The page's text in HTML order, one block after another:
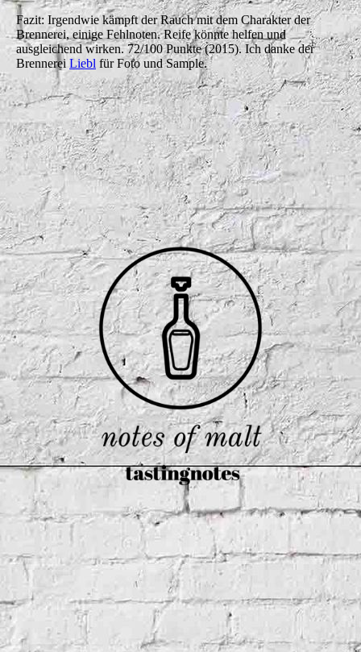
Fazit: Irgendwie kämpft der Rauch mit dem Charakter der
Brennerei, einige Fehlnoten. Reife könnte helfen und
ausgleichend wirken. 72/100 Punkte (2015). Ich danke der
Brennerei Liebl für Foto und Sample.